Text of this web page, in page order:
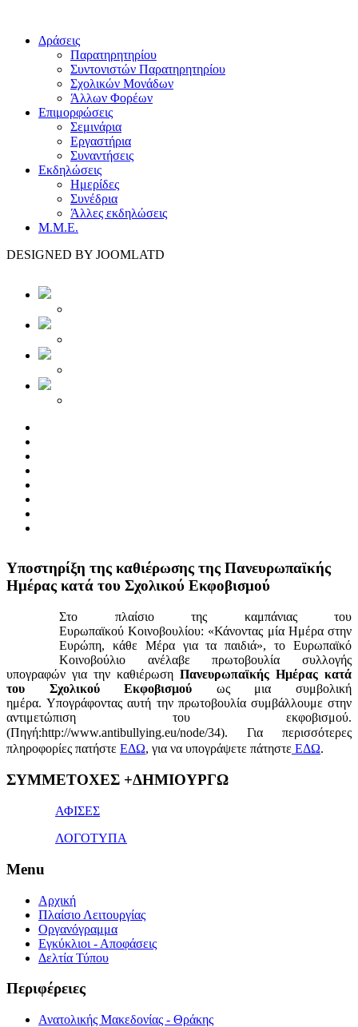
Δράσεις
Παρατηρητηρίου
Συντονιστών Παρατηρητηρίου
Σχολικών Μονάδων
Άλλων Φορέων
Επιμορφώσεις
Σεμινάρια
Εργαστήρια
Συναντήσεις
Εκδηλώσεις
Ημερίδες
Συνέδρια
Άλλες εκδηλώσεις
Μ.Μ.Ε.
DESIGNED BY JOOMLATD
Yποστηρίξη της καθιέρωσης της Πανευρωπαϊκής
Ημέρας κατά του Σχολικού Εκφοβισμού
Στο πλαίσιο της καμπάνιας του
Ευρωπαϊκού Κοινοβουλίου: «Κάνοντας μία Ημέρα στην
Ευρώπη, κάθε Μέρα για τα παιδιά», το Ευρωπαϊκό
Κοινοβούλιο ανέλαβε πρωτοβουλία συλλογής
υπογραφών για την καθιέρωση Πανευρωπαϊκής Ημέρας κατά
του Σχολικού Εκφοβισμού ως μια συμβολική
ημέρα. Υπογράφοντας αυτή την πρωτοβουλία συμβάλλουμε στην
αντιμετώπιση του εκφοβισμού.
(Πηγή:http://www.antibullying.eu/node/34). Για περισσότερες
πληροφορίες πατήστε ΕΔΩ, για να υπογράψετε πάτηστε ΕΔΩ.
1x
ΣΥΜΜΕΤΟΧΕΣ +ΔΗΜΙΟΥΡΓΩ
ΑΦΙΣΕΣ
ΛΟΓΟΤΥΠΑ
Menu
Αρχική
Πλαίσιο Λειτουργίας
Οργανόγραμμα
Εγκύκλιοι - Αποφάσεις
Δελτία Τύπου
Περιφέρειες
Ανατολικής Μακεδονίας - Θράκης